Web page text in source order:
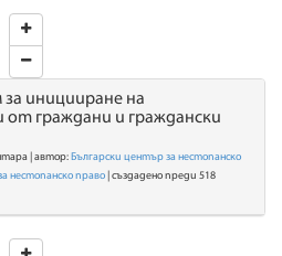
иницииране на
граждани и граждански
| автор: Български център за нестопанско
нестопанско право | създадено преди 518